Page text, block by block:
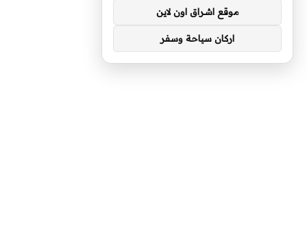
موقع اشراق اون لاين
اركان سياحة وسفر